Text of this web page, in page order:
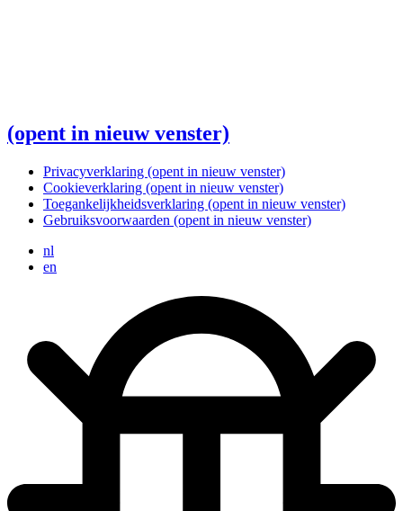
(opent in nieuw venster)
Privacyverklaring (opent in nieuw venster)
Cookieverklaring (opent in nieuw venster)
Toegankelijkheidsverklaring (opent in nieuw venster)
Gebruiksvoorwaarden (opent in nieuw venster)
nl
en